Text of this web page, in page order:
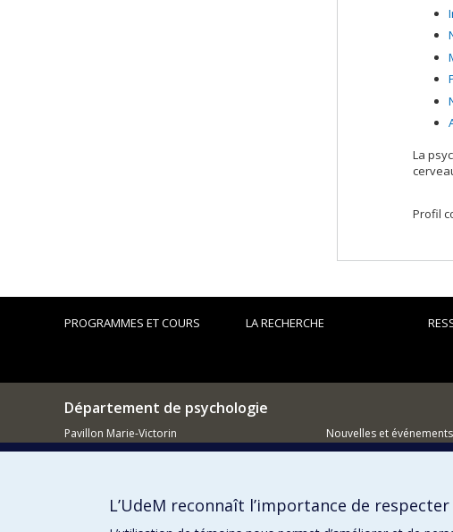
La
Profil
PROGRAMMES ET COURS LA RECHERCHE
Département de psychologie
Pavillon Marie-Victorin
90, avenue Vincent d'Indy
514 343-6972
Nouvelles et événements
L’UdeM reconnaît l’importance de